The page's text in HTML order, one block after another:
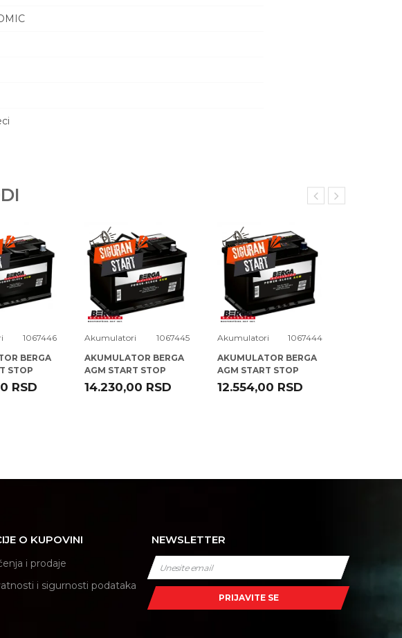
1067446
BERGA
STOP
PB-N11 (
RSD
Akumulatori
1067445
AKUMULATOR BERGA
AGM START STOP
12V70AH D+ PB-N10 (
E39 EK700 )
14.230,00 RSD
Akumulatori
1067444
AKUMULATOR BERGA
AGM START STOP
12V60AH D+ PB-N9 (
D52 EK600 )
12.554,00 RSD
O KUPOVINI
i prodaje
i sigurnosti podataka
NEWSLETTER
PRIJAVITE SE